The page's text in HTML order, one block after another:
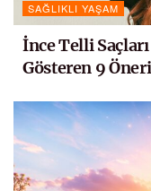
SAĞLIKLI YAŞAM
İnce Telli
Gösteren 9 Öneri